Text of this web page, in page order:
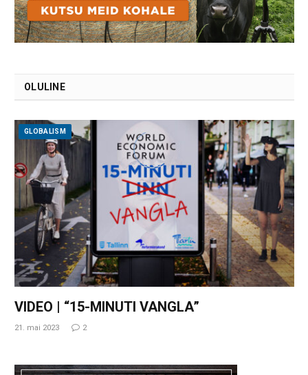
OLULINE
GLOBALISM
VIDEO | “15-MINUTI VANGLA”
21. mai 2023 2